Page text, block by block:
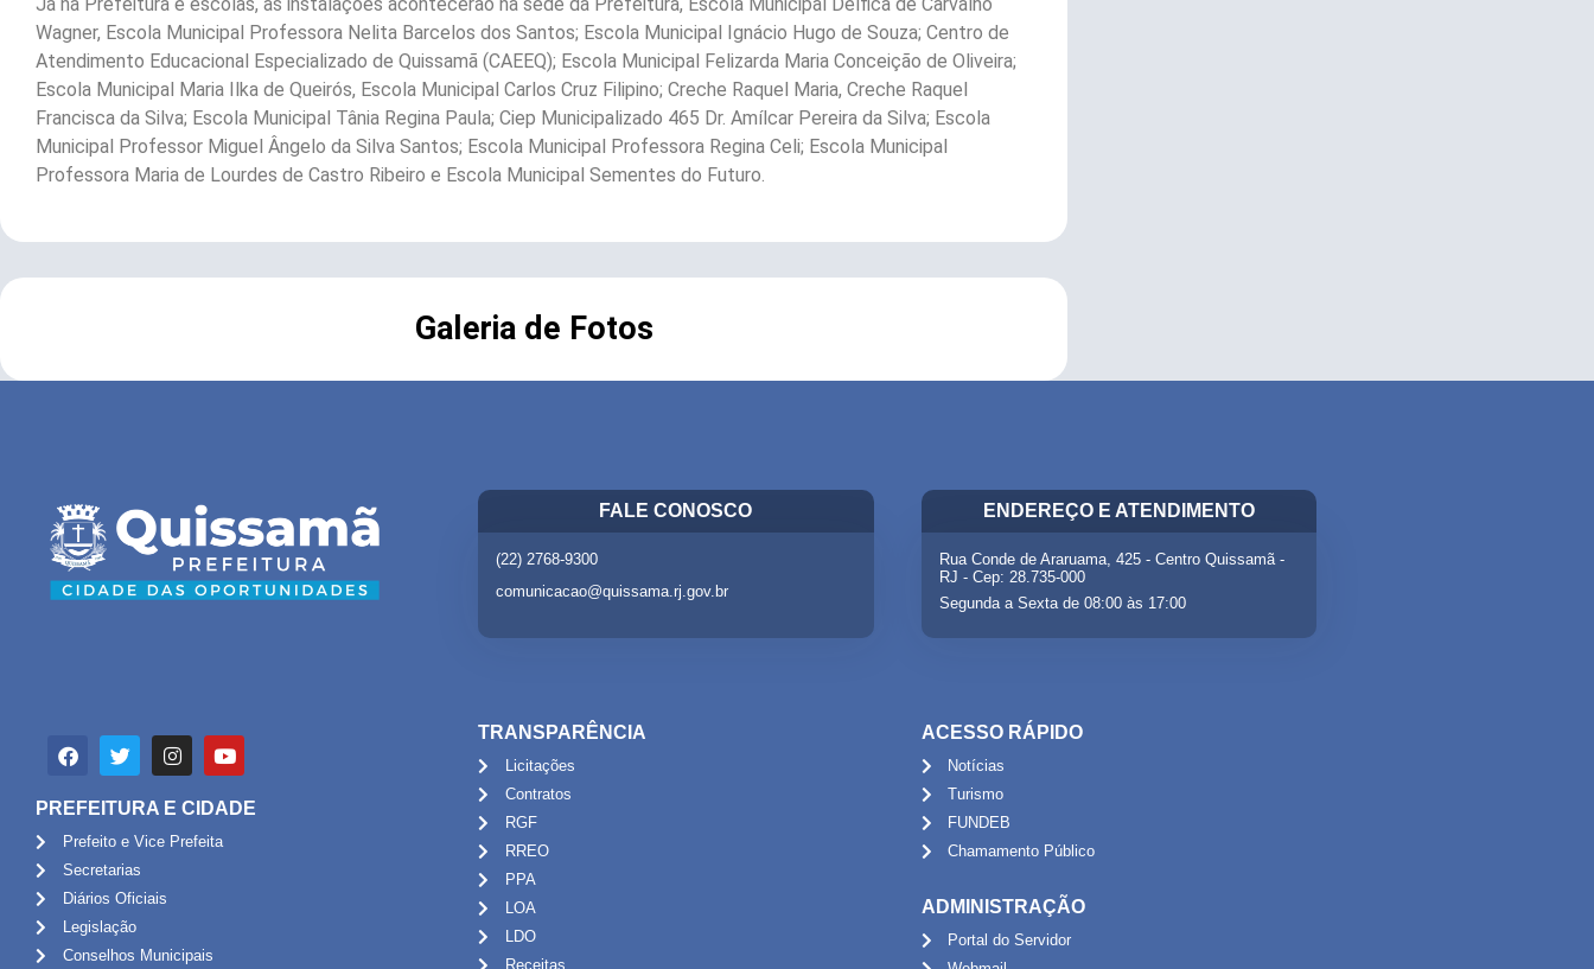
Wagner, Escola Municipal Professora Nelita Barcelos dos Santos; Escola Municipal Ignácio Hugo de Souza; Centro de
Atendimento Educacional Especializado de Quissamã (CAEEQ); Escola Municipal Felizarda Maria Conceição de Oliveira;
Escola Municipal Maria Ilka de Queirós, Escola Municipal Carlos Cruz Filipino; Creche Raquel Maria, Creche Raquel
Francisca da Silva; Escola Municipal Tânia Regina Paula; Ciep Municipalizado 465 Dr. Amílcar Pereira da Silva; Escola
Municipal Professor Miguel Ângelo da Silva Santos; Escola Municipal Professora Regina Celi; Escola Municipal
Professora Maria de Lourdes de Castro Ribeiro e Escola Municipal Sementes do Futuro.
Galeria de Fotos
FALE CONOSCO
(22) 2768-9300
comunicacao@quissama.rj.gov.br
ENDEREÇO E ATENDIMENTO
Rua Conde de Araruama, 425 - Centro Quissamã -
RJ - Cep: 28.735-000
Segunda a Sexta de 08:00 às 17:00
PREFEITURA E CIDADE
Prefeito e Vice Prefeita
Secretarias
Diários Oficiais
Legislação
Conselhos Municipais
TRANSPARÊNCIA
Licitações
Contratos
RGF
RREO
PPA
LOA
LDO
Receitas
ACESSO RÁPIDO
Notícias
Turismo
FUNDEB
Chamamento Público
ADMINISTRAÇÃO
Portal do Servidor